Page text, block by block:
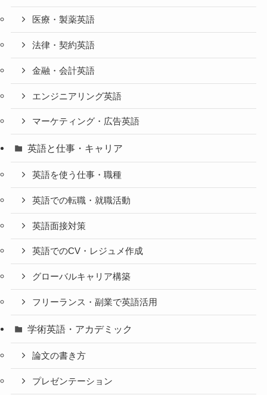
医療・製薬英語
法律・契約英語
金融・会計英語
エンジニアリング英語
マーケティング・広告英語
英語と仕事・キャリア
英語を使う仕事・職種
英語での転職・就職活動
英語面接対策
英語でのCV・レジュメ作成
グローバルキャリア構築
フリーランス・副業で英語活用
学術英語・アカデミック
論文の書き方
プレゼンテーション